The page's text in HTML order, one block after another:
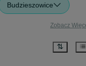
Budzieszowice
Zobacz